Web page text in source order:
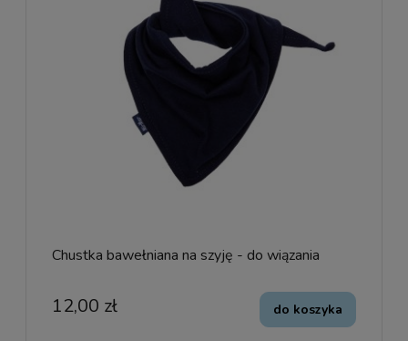
Chustka bawełniana na szyję - do wiązania
12,00 zł do koszyka